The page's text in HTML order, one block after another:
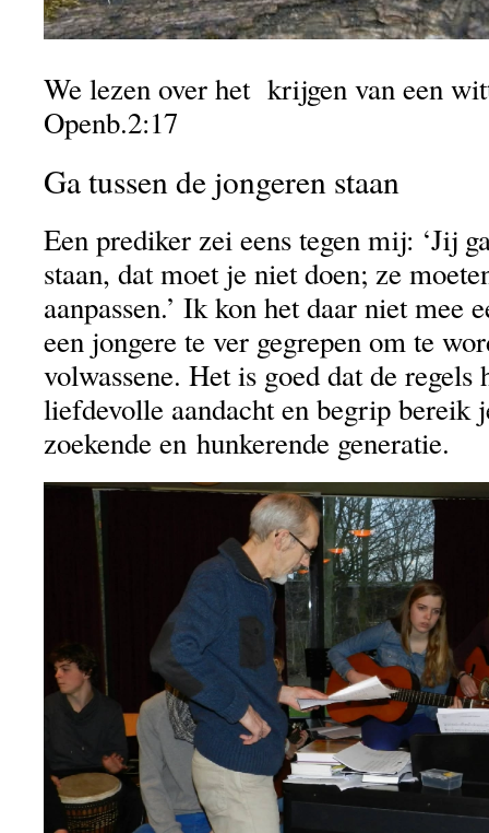
We lezen over het krijgen van een
Openb.2:17
Ga tussen de jongeren staan
Een prediker zei eens tegen mij: ‘Jij
staan, dat moet je niet doen; ze
aanpassen.’ Ik kon het daar niet mee
een jongere te ver gegrepen om te
volwassene. Het is goed dat de
liefdevolle aandacht en begrip bereik
zoekende en hunkerende generatie.